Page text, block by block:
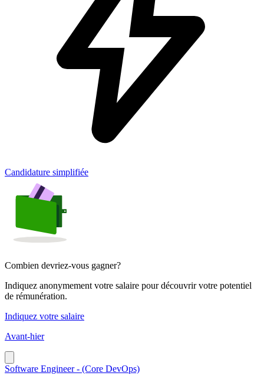
Candidature simplifiée
Combien devriez-vous gagner?
Indiquez anonymement votre salaire pour découvrir votre potentiel
de rémunération.
Indiquez votre salaire
Avant-hier
Software Engineer - (Core DevOps)